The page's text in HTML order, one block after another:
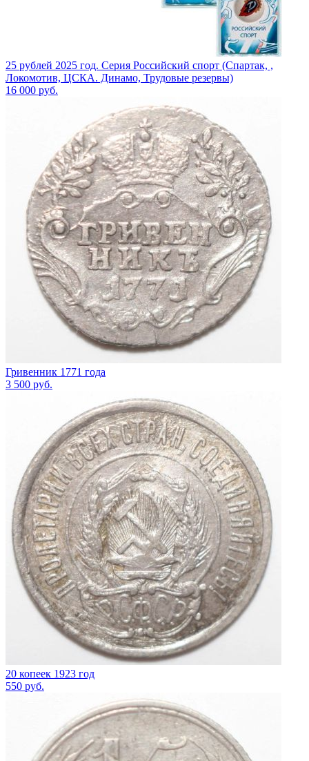
25 рублей 2025 год. Серия Российский спорт (Спартак, ,
Локомотив, ЦСКА. Динамо, Трудовые резервы)
16 000 руб.
Гривенник 1771 года
3 500 руб.
20 копеек 1923 год
550 руб.